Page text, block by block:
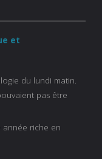
et
du lundi matin.
pas être
riche en